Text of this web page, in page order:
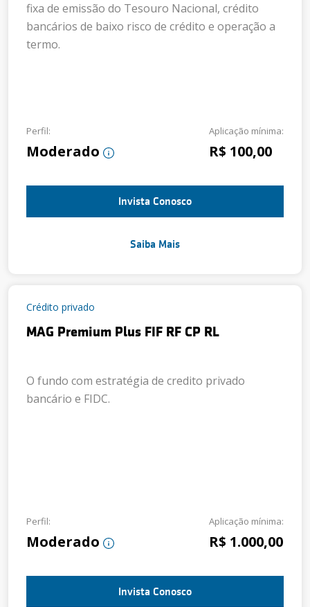
fixa de emissão do Tesouro Nacional, crédito
bancários de baixo risco de crédito e operação a
termo.
Perfil:
Moderado
Aplicação mínima:
R$ 100,00
Invista Conosco
Saiba Mais
Crédito privado
MAG Premium Plus FIF RF CP RL
O fundo com estratégia de credito privado
bancário e FIDC.
Perfil:
Moderado
Aplicação mínima:
R$ 1.000,00
Invista Conosco